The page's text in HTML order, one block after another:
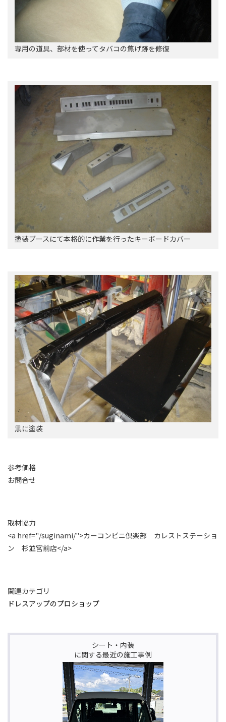
専用の道具、部材を使ってタバコの焦げ跡を修復
塗装ブースにて本格的に作業を行ったキーボードカバー
黒に塗装
参考価格
お問合せ
取材協力
<a href="/suginami/">カーコンビニ倶楽部 カレストステーショ
ン 杉並宮前店</a>
関連カテゴリ
ドレスアップのプロショップ
シート・内装
に関する最近の施工事例